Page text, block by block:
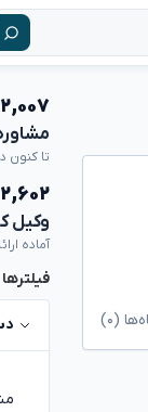
(۰)
تا کنون
۲,۶۰۲
وکیل
آماده
فیلترها